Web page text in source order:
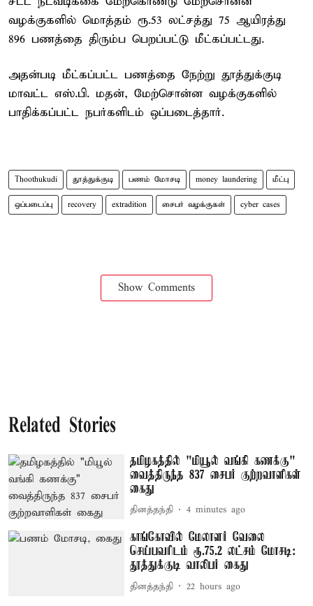
வழக்குகளில் மொத்தம் ரூ.53 லட்சத்து 75 ஆயிரத்து
896 பணத்தை திரும்ப பெறப்பட்டு மீட்கப்பட்டது.
அதன்படி மீட்கப்பட்ட பணத்தை நேற்று தூத்துக்குடி
மாவட்ட எஸ்.பி. மதன், மேற்சொன்ன வழக்குகளில்
பாதிக்கப்பட்ட நபர்களிடம் ஒப்படைத்தார்.
Thoothukudi தூத்துக்குடி பணம் மோசடி money laundering மீட்பு
ஒப்படைப்பு recovery extradition சைபர் வழக்குகள் cyber cases
Show Comments
Related Stories
தமிழகத்தில் "மியூல் வங்கி கணக்கு"
வைத்திருந்த 837 சைபர் குற்றவாளிகள்
கைது
தினத்தந்தி 4 minutes ago
காங்கோவில் மேலாளர் வேலை
செய்பவரிடம் ரூ.75.2 லட்சம் மோசடி:
தூத்துக்குடி வாலிபர் கைது
தினத்தந்தி 22 hours ago